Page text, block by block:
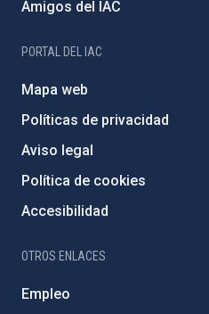
Amigos del IAC
PORTAL DEL IAC
Mapa web
Políticas de privacidad
Aviso legal
Política de cookies
Accesibilidad
OTROS ENLACES
Empleo